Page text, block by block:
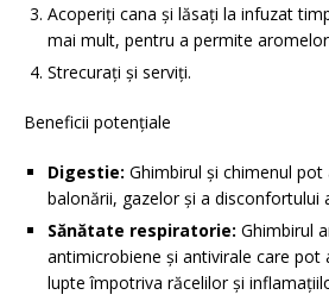
Acoperiți cana și lăsați la infuzat
mai mult, pentru a permite
Strecurați și serviți.
Beneficii potențiale
Digestie: Ghimbirul și chimenul
balonării, gazelor și a disconfortului
Sănătate respiratorie: Ghimbirul
antimicrobiene și antivirale care pot
lupte împotriva răcelilor și